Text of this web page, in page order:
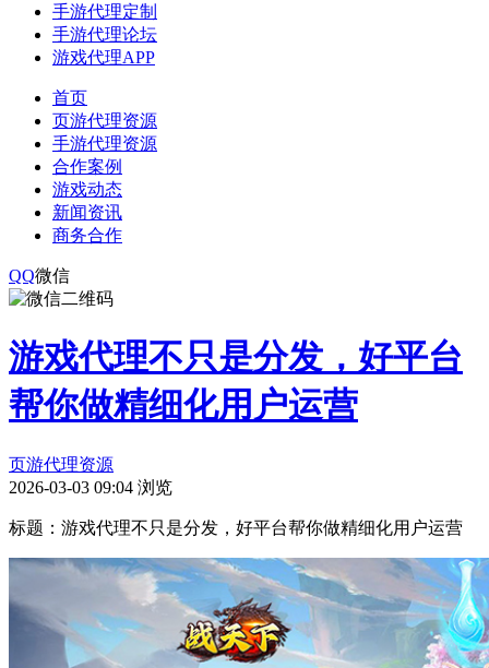
手游代理定制
手游代理论坛
游戏代理APP
首页
页游代理资源
手游代理资源
合作案例
游戏动态
新闻资讯
商务合作
QQ微信
游戏代理不只是分发，好平台
帮你做精细化用户运营
页游代理资源
2026-03-03 09:04 浏览
标题：游戏代理不只是分发，好平台帮你做精细化用户运营